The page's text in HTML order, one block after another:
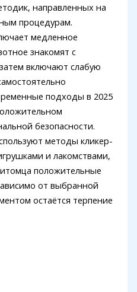
направленных на
процедурам.
медленное
знакомят с
включают слабую
подходы в 2025
безопасности.
методы кликер-
и лакомствами,
положительные
от выбранной
остаётся терпение